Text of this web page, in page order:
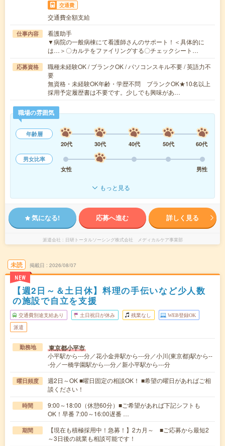
交通費
交通費全額支給
仕事内容
看護助手
▼病院の一般病棟にて看護師さんのサポート！＜具体的に
は…＞〇カルテをファイリングする〇チェックシート…
応募資格
職種未経験OK / ブランクOK / パソコンスキル不要 / 英語力不
要
無資格・未経験OK年齢・学歴不問 ブランクOK★10名以上
採用予定履歴書は不要です。少しでも興味があ…
職場の雰囲気
年齢層
20代
30代 40代 50代
60代
男女比率
女性
男性
もっと見る
気になる! 応募へ進む 詳しく見る
派遣会社 日研トータルソーシング株式会社 メディカルケア事業部
未読
NEW
掲載日 2026/08/07
【週2日～＆土日休】料理の手伝いなど少人数
の施設で自立を支援
交通費別途支給あり 土日祝日が休み 残業なし WEB登録OK
派遣
勤務地 東京都小平市
小平駅から---分／花小金井駅から---分／小川(東京都)駅から--
-分／一橋学園駅から---分／新小平駅から---分
曜日頻度
週2日～OK ■曜日固定の相談OK！ ■希望の曜日があればご相
談ください！
時間
9:00～18:00（休憩60分）■ご希望があれば下記シフトも
OK！早番 7:00～16:00遅番 …
期間
【現在も積極採用中！急募！】2カ月～ ■ご応募から最短2
～3日後の就業も相談可能です！